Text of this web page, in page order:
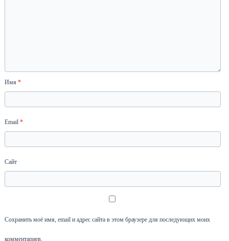
Имя*
Email*
Сайт
Сохранить моё имя, email и адрес сайта в этом браузере для последующих моих
комментариев.